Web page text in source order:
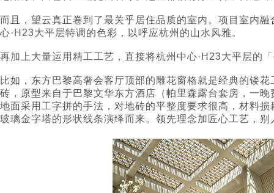
而且，望云真正卷到了最关乎居住品质的室内。项目室内
心·H23大平层特调的色彩，以呼应杭州的山水风雅。
再加上大量运用精工工艺，直接将杭州中心·H23大平层的
比如，东方巴黎高奢会客厅顶部的雕花窗格就是经典的镂
砖，原型来自于巴黎文华东方酒店（帕里森露台套房，一
地面采用工字拼的手法，对地砖的平整度要求很高，材料
玻璃金字塔的形状线条演绎而来。领先理念加匠心工艺，别